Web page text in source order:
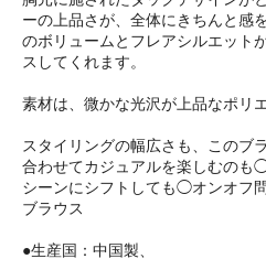
ーの上品さが、全体にきちんと感
のボリュームとフレアシルエット
スしてくれます。
素材は、微かな光沢が上品なポリ
スタイリングの幅広さも、このブ
合わせてカジュアルを楽しむのも
シーンにシフトしても◯オンオフ
ブラウス
●生産国：中国製、